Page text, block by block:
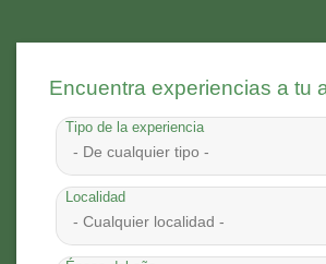
Encuentra experiencias a tu
Tipo de la experiencia
- De cualquier tipo -
Localidad
- Cualquier localidad -